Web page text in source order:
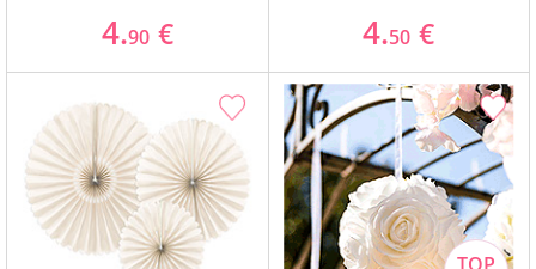
4.90 € 4.50 €